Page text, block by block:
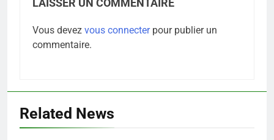
LAISSER UN COMMENTAIRE
Vous devez vous connecterpour publier un
commentaire.
Related News